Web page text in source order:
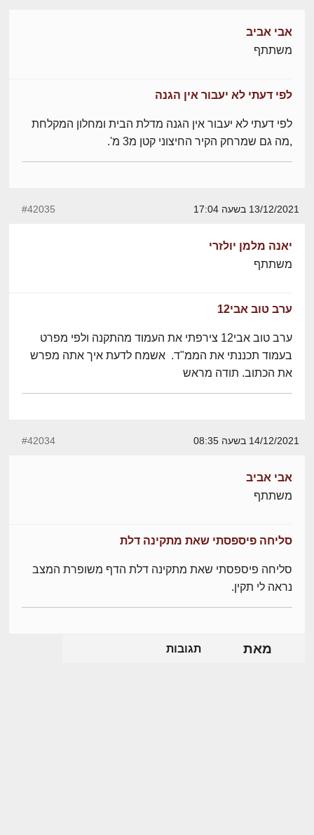
אבי אביב
משתתף
לפי דעתי לא יעבור אין הגנה
לפי דעתי לא יעבור אין הגנה מדלת הבית ומחלון המקלחת
,מה גם שמרחק הקיר החיצוני קטן מ3 מ'.
13/12/2021 בשעה 17:04 #42035
יאנה מלמן יולזרי
משתתף
ערב טוב אבי12
ערב טוב אבי12 צירפתי את העמוד מהתקנה ולפי מפרט
בעמוד תכננתי את הממ"ד. אשמח לדעת איך אתה מפרש
את הכתוב. תודה מראש
14/12/2021 בשעה 08:35 #42034
אבי אביב
משתתף
סליחה פיספסתי שאת מתקינה דלת
סליחה פיספסתי שאת מתקינה דלת הדף משופרת המצב
נראה לי תקין.
מאת תגובות